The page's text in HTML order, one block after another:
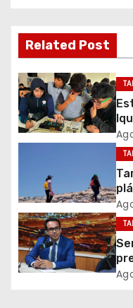
g
a
c
i
ó
d
e
e
Related Post
el